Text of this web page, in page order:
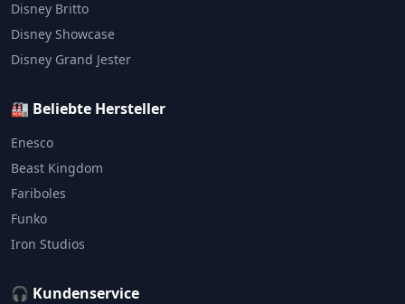
Disney Britto
Disney Showcase
Disney Grand Jester
🏭 Beliebte Hersteller
Enesco
Beast Kingdom
Fariboles
Funko
Iron Studios
🎧 Kundenservice